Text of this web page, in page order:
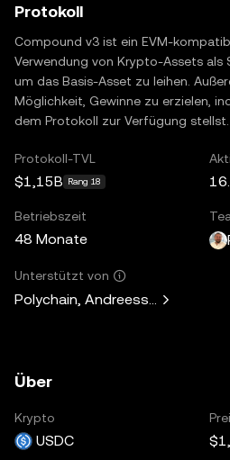
Protokoll
Compound v3 ist ein EVM-
Verwendung von Krypto-Assets als
um das Basis-Asset zu leihen.
Möglichkeit, Gewinne zu erzielen,
dem Protokoll zur Verfügung stellst.
Protokoll-TVL
$1,15B Rang 18
Betriebszeit
48 Monate
Unterstützt von
Polychain, Andreessen
Über
Krypto
USDC